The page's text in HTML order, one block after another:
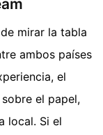
mirar la tabla
ambos países
el
el papel,
local. Si el